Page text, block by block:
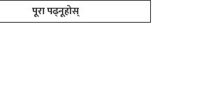
पूरा पढ्नूहोस्